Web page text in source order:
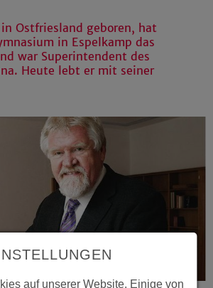
Ostfriesland geboren, hat
in Espelkamp das
war Superintendent des
Heute lebt er mit seiner
auf unserer Website. Einige von